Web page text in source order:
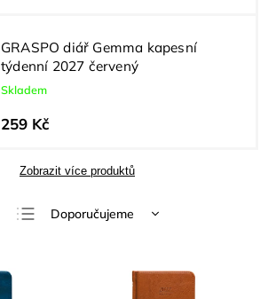
GRASPO diář Gemma kapesní
týdenní 2027 červený
Skladem
259 Kč
Zobrazit více produktů
Doporučujeme